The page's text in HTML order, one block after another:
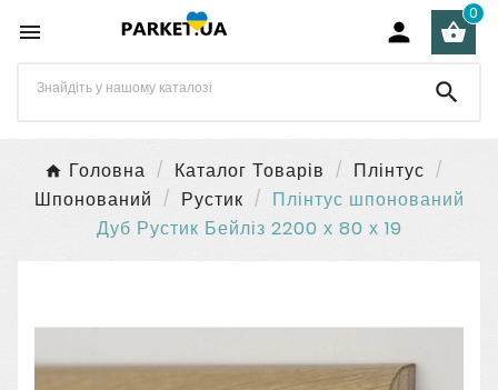
  
0

Головна Каталог Товарів
Плінтус
Шпонований
Рустик
Плінтус шпонований
Дуб Рустик Бейліз 2200 х 80 х 19